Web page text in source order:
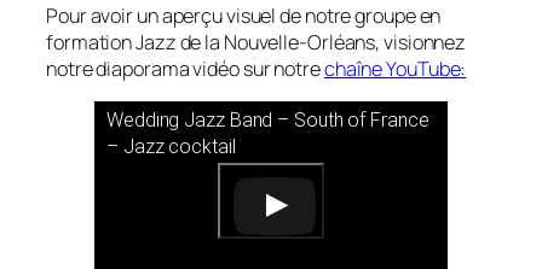
Pour avoir un aperçu visuel de notre groupe en
formation Jazz de la Nouvelle-Orléans, visionnez
notre diaporama vidéo sur notrechaîne YouTube:
Wedding Jazz Band – South of France
– Jazz cocktail